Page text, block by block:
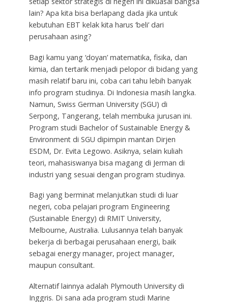
lain? Apa kita bisa berlapang dada jika untuk
kebutuhan EBT kelak kita harus ‘beli’ dari
perusahaan asing?
Bagi kamu yang ‘doyan’ matematika, fisika, dan
kimia, dan tertarik menjadi pelopor di bidang yang
masih relatif baru ini, coba cari tahu lebih banyak
info program studinya. Di Indonesia masih langka.
Namun, Swiss German University (SGU) di
Serpong, Tangerang, telah membuka jurusan ini.
Program studi Bachelor of Sustainable Energy &
Environment di SGU dipimpin mantan Dirjen
ESDM, Dr. Evita Legowo. Asiknya, selain kuliah
teori, mahasiswanya bisa magang di Jerman di
industri yang sesuai dengan program studinya.
Bagi yang berminat melanjutkan studi di luar
negeri, coba pelajari program Engineering
(Sustainable Energy) di RMIT University,
Melbourne, Australia. Lulusannya telah banyak
bekerja di berbagai perusahaan energi, baik
sebagai energy manager, project manager,
maupun consultant.
Alternatif lainnya adalah Plymouth University di
Inggris. Di sana ada program studi Marine